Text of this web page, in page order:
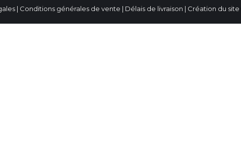
| Conditions générales de vente | Délais de livraison | Création du site